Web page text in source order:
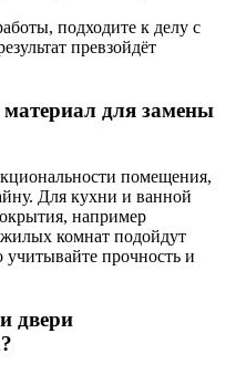
подходите к делу с
превзойдёт
для замены
помещения,
Для кухни и ванной
например
комнат подойдут
учитывайте прочность и
двери